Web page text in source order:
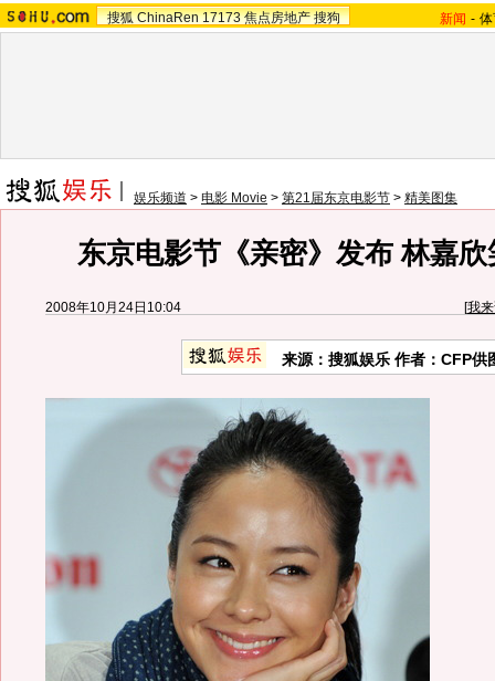
搜狐 ChinaRen 17173 焦点房地产 搜狗 新闻 -
娱乐频道 > 电影 Movie > 第21届东京电影节 > 精美图集
东京电影节《亲密》发布 林嘉
2008年10月24日10:04 [我
来源：搜狐娱乐 作者：CFP供